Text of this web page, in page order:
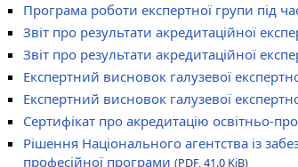
Програма роботи експертної групи під
Звіт про результати акредитаційної
Звіт про результати акредитаційної
Експертний висновок галузевої
Експертний висновок галузевої
Сертифікат про акредитацію освітньо-
Рішення Національного агентства із
професійної програми (PDF, 41.0 KiB)